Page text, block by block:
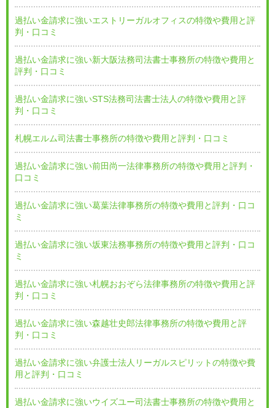
過払い金請求に強いエストリーガルオフィスの特徴や費用と評
判・口コミ
過払い金請求に強い新大阪法務司法書士事務所の特徴や費用と
評判・口コミ
過払い金請求に強いSTS法務司法書士法人の特徴や費用と評
判・口コミ
札幌エルム司法書士事務所の特徴や費用と評判・口コミ
過払い金請求に強い前田尚一法律事務所の特徴や費用と評判・
口コミ
過払い金請求に強い葛葉法律事務所の特徴や費用と評判・口コ
ミ
過払い金請求に強い坂東法務事務所の特徴や費用と評判・口コ
ミ
過払い金請求に強い札幌おおぞら法律事務所の特徴や費用と評
判・口コミ
過払い金請求に強い森越壮史郎法律事務所の特徴や費用と評
判・口コミ
過払い金請求に強い弁護士法人リーガルスピリットの特徴や費
用と評判・口コミ
過払い金請求に強いウイズユー司法書士事務所の特徴や費用と